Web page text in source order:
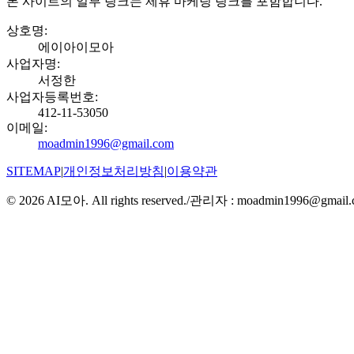
상호명:
에이아이모아
사업자명:
서정한
사업자등록번호:
412-11-53050
이메일:
moadmin1996@gmail.com
SITEMAP|개인정보처리방침|이용약관
© 2026 AI모아. All rights reserved./관리자 :